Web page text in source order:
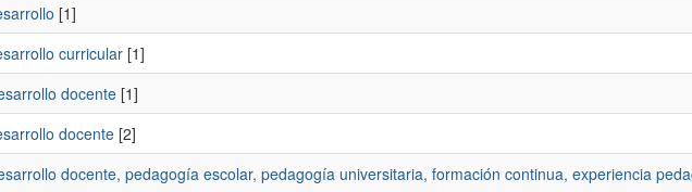
[1]
curricular[1]
docente[1]
docente[2]
docente, pedagogía escolar, pedagogía universitaria, formación continua, experiencia